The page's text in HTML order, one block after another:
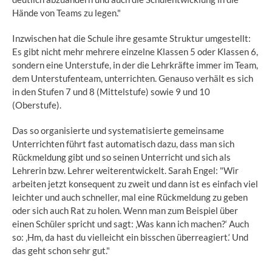
Hände von Teams zu legen."
Inzwischen hat die Schule ihre gesamte Struktur umgestellt:
Es gibt nicht mehr mehrere einzelne Klassen 5 oder Klassen 6,
sondern eine Unterstufe, in der die Lehrkräfte immer im Team,
dem Unterstufenteam, unterrichten. Genauso verhält es sich
in den Stufen 7 und 8 (Mittelstufe) sowie 9 und 10
(Oberstufe).
Das so organisierte und systematisierte gemeinsame
Unterrichten führt fast automatisch dazu, dass man sich
Rückmeldung gibt und so seinen Unterricht und sich als
Lehrerin bzw. Lehrer weiterentwickelt. Sarah Engel: "Wir
arbeiten jetzt konsequent zu zweit und dann ist es einfach viel
leichter und auch schneller, mal eine Rückmeldung zu geben
oder sich auch Rat zu holen. Wenn man zum Beispiel über
einen Schüler spricht und sagt: ‚Was kann ich machen?‘ Auch
so: ‚Hm, da hast du vielleicht ein bisschen überreagiert.‘ Und
das geht schon sehr gut."